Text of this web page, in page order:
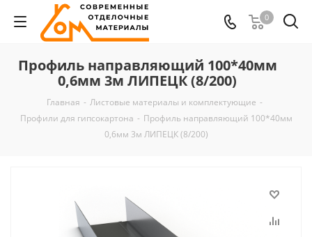
0
Профиль направляющий 100*40мм
0,6мм 3м ЛИПЕЦК (8/200)
Главная - Листовые материалы и комплектующие -
Профили для гипсокартона - Профиль направляющий 100*40мм
0,6мм 3м ЛИПЕЦК (8/200)